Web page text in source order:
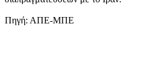
Πηγή: ΑΠΕ-ΜΠΕ